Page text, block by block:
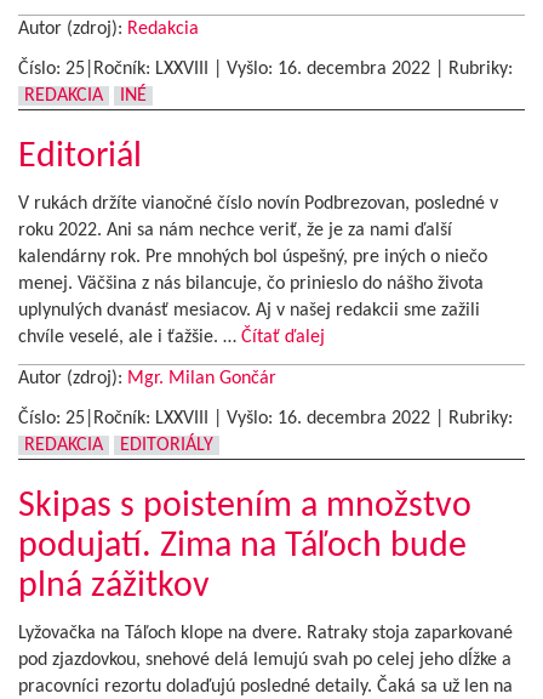
Autor (zdroj): Redakcia
Číslo: 25|Ročník: LXXVIII | Vyšlo: 16. decembra 2022
Rubriky:
REDAKCIA
INÉ
Editoriál
V rukách držíte vianočné číslo novín Podbrezovan, posledné v
roku 2022. Ani sa nám nechce veriť, že je za nami ďalší
kalendárny rok. Pre mnohých bol úspešný, pre iných o niečo
menej. Väčšina z nás bilancuje, čo prinieslo do nášho života
uplynulých dvanásť mesiacov. Aj v našej redakcii sme zažili
chvíle veselé, ale i ťažšie. … Čítať ďalej
Autor (zdroj): Mgr. Milan Gončár
Číslo: 25|Ročník: LXXVIII | Vyšlo: 16. decembra 2022
Rubriky:
REDAKCIA
EDITORIÁLY
Skipas s poistením a množstvo
podujatí. Zima na Táľoch bude
plná zážitkov
Lyžovačka na Táľoch klope na dvere. Ratraky stoja zaparkované
pod zjazdovkou, snehové delá lemujú svah po celej jeho dĺžke a
pracovníci rezortu dolaďujú posledné detaily. Čaká sa už len na